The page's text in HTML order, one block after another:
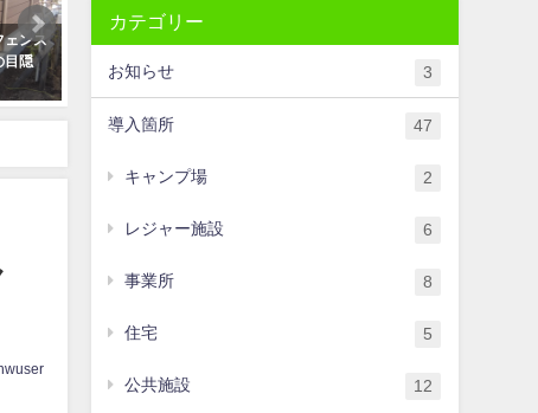
出迎え＠徳島空
）
カテゴリー
お知らせ 3
導入箇所 47
キャンプ場 2
レジャー施設 6
事業所 8
住宅 5
公共施設 12